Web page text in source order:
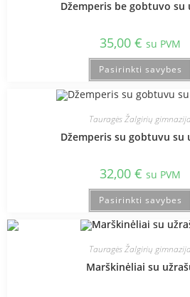
Džemperis be gobtuvo su
35,00€ su PVM
Pasirinkti savybes
Tauragės Žalgirių gimnazija
Džemperis su gobtuvu su
32,00€ su PVM
Pasirinkti savybes
Tauragės Žalgirių gimnazija
Marškinėliai su